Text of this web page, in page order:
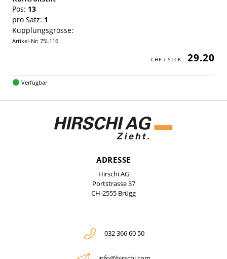
Pos: 13
pro Satz: 1
Kupplungsgrösse:
Artikel-Nr: 75L116
29.20
Verfügbar
ADRESSE
Hirschi AG
Portstrasse 37
CH-2555 Brügg
032 366 60 50